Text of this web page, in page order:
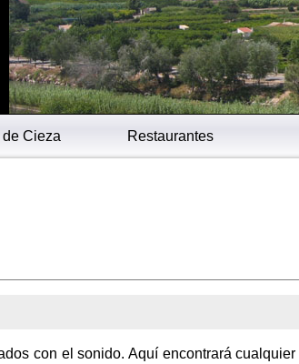
de Cieza Restaurantes
con el sonido. Aquí encontrará cualquier